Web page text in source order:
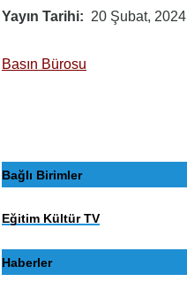
Yayın Tarihi 20 Şubat, 2024
Basın Bürosu
Bağlı Birimler
Eğitim Kültür TV
Haberler